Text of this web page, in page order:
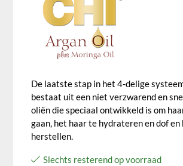
De laatste stap in het 4-delige
bestaat uit een niet verzwarend en
oliën die speciaal ontwikkeld is om
gaan, het haar te hydrateren en dof en
herstellen.
Slechts resterend op voorraad